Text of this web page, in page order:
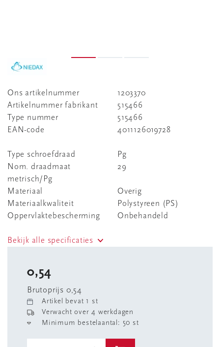
Ons artikelnummer
1203370
Artikelnummer fabrikant
515466
Type nummer
515466
EAN-code
4011126019728
Type schroefdraad
Pg
Nom. draadmaat
metrisch/Pg
29
Materiaal
Overig
Materiaalkwaliteit
Polystyreen (PS)
Oppervlaktebescherming
Onbehandeld
Bekijk alle specificaties
0,54
Brutoprijs 0,54
Artikel bevat 1 st
Verwacht over 4 werkdagen
Minimum bestelaantal: 50 st